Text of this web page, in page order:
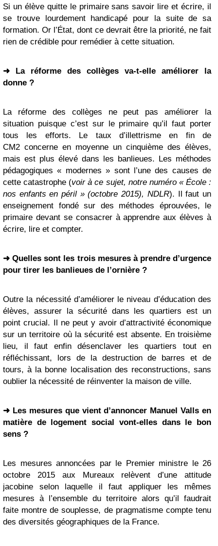
Si un élève quitte le primaire sans savoir lire et écrire, il
se trouve lourdement handicapé pour la suite de sa
formation. Or l’État, dont ce devrait être la priorité, ne fait
rien de crédible pour remédier à cette situation.
➜ La réforme des collèges va-t-elle améliorer la
donne ?
La réforme des collèges ne peut pas améliorer la
situation puisque c’est sur le primaire qu’il faut porter
tous les efforts. Le taux d’illettrisme en fin de
CM2 concerne en moyenne un cinquième des élèves,
mais est plus élevé dans les banlieues. Les méthodes
pédagogiques « modernes » sont l’une des causes de
cette catastrophe (voir à ce sujet, notre numéro « École :
nos enfants en péril » (octobre 2015), NDLR). Il faut un
enseignement fondé sur des méthodes éprouvées, le
primaire devant se consacrer à apprendre aux élèves à
écrire, lire et compter.
➜ Quelles sont les trois mesures à prendre d’urgence
pour tirer les banlieues de l’ornière ?
Outre la nécessité d’améliorer le niveau d’éducation des
élèves, assurer la sécurité dans les quartiers est un
point crucial. Il ne peut y avoir d’attractivité économique
sur un territoire où la sécurité est absente. En troisième
lieu, il faut enfin désenclaver les quartiers tout en
réfléchissant, lors de la destruction de barres et de
tours, à la bonne localisation des reconstructions, sans
oublier la nécessité de réinventer la maison de ville.
➜ Les mesures que vient d’annoncer Manuel Valls en
matière de logement social vont-elles dans le bon
sens ?
Les mesures annoncées par le Premier ministre le 26
octobre 2015 aux Mureaux relèvent d’une attitude
jacobine selon laquelle il faut appliquer les mêmes
mesures à l’ensemble du territoire alors qu’il faudrait
faite montre de souplesse, de pragmatisme compte tenu
des diversités géographiques de la France.